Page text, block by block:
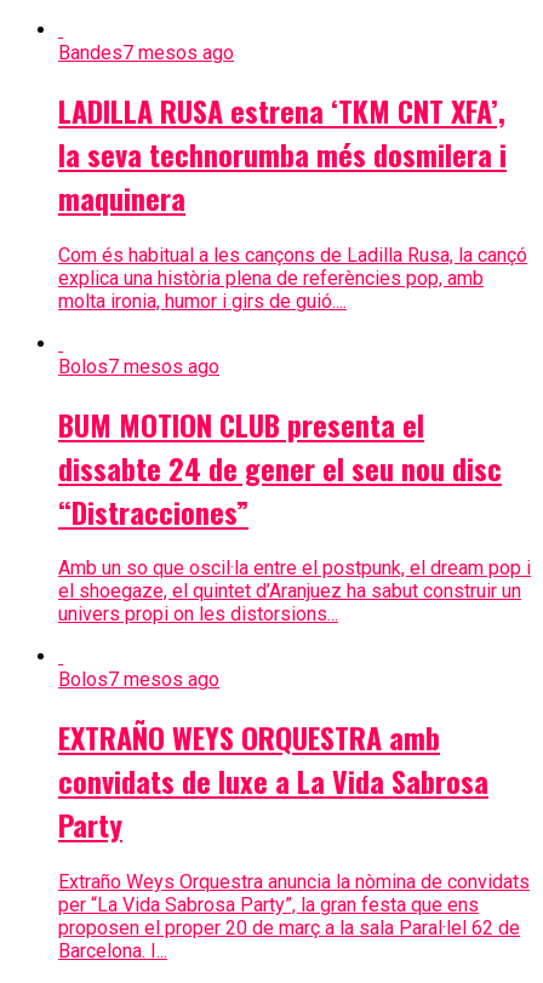
Bandes7 mesos ago
LADILLA RUSA estrena ‘TKM CNT XFA’,
la seva technorumba més dosmilera i
maquinera
Com és habitual a les cançons de Ladilla Rusa, la cançó
explica una història plena de referències pop, amb
molta ironia, humor i girs de guió....
Bolos7 mesos ago
BUM MOTION CLUB presenta el
dissabte 24 de gener el seu nou disc
“Distracciones”
Amb un so que oscil·la entre el postpunk, el dream pop i
el shoegaze, el quintet d’Aranjuez ha sabut construir un
univers propi on les distorsions...
Bolos7 mesos ago
EXTRAÑO WEYS ORQUESTRA amb
convidats de luxe a La Vida Sabrosa
Party
Extraño Weys Orquestra anuncia la nòmina de convidats
per “La Vida Sabrosa Party”, la gran festa que ens
proposen el proper 20 de març a la sala Paral·lel 62 de
Barcelona. I...